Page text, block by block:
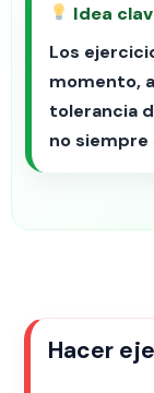
Idea
Los
momento,
tolerancia
no
Hacer